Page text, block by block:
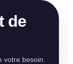
de
votre besoin.